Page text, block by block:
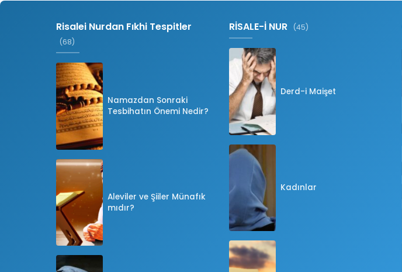
Risalei Nurdan Fıkhi Tespitler
(68)
Namazdan Sonraki
Tesbihatın Önemi Nedir?
Aleviler ve Şiiler Münafık
mıdır?
RİSALE-İ NUR (45)
Derd-i Maişet
Kadınlar